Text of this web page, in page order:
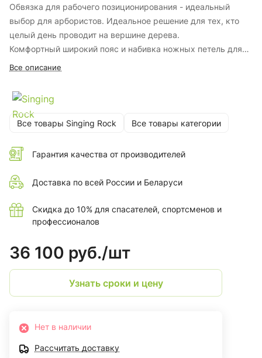
Обвязка для рабочего позиционирования - идеальный
выбор для арбористов. Идеальное решение для тех, кто
целый день проводит на вершине дерева.
Комфортный широкий пояс и набивка ножных петель для
максимального комфорта при подвешивании
Все описание
Все товары Singing Rock Все товары категории
Гарантия качества от производителей
Доставка по всей России и Беларуси
Скидка до 10% для спасателей, спортсменов и
профессионалов
36 100 руб./шт
Узнать сроки и цену
Нет в наличии
Рассчитать доставку